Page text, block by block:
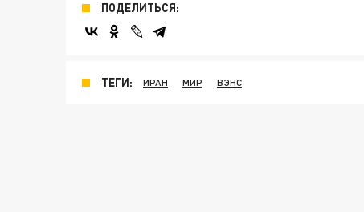
ПОДЕЛИТЬСЯ:
ТЕГИ: ИРАН МИР ВЭНС